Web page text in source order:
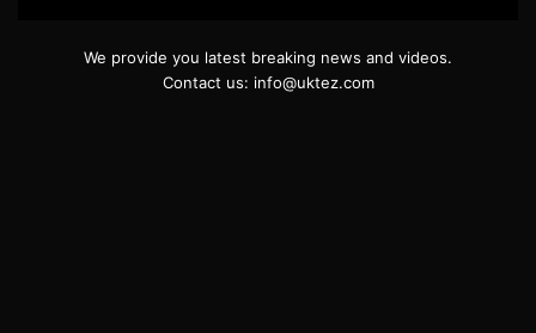
We provide you latest breaking news and videos.
Contact us: info@uktez.com